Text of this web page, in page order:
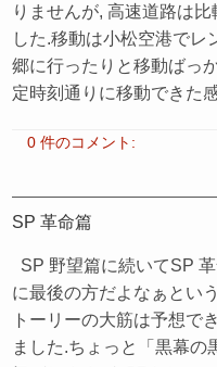
りませんが, 高速道路は
した.移動は小松空港でレ
郷に行ったりと移動ばっ
定時刻通りに移動できた
0 件のコメント:
SP 革命篇
SP 野望篇に続いてSP
に最後の方だよなぁとい
トーリーの大筋は予想で
ました.ちょっと「黒幕